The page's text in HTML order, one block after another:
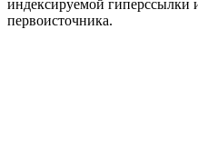
индексируемой гиперссылки
первоисточника.